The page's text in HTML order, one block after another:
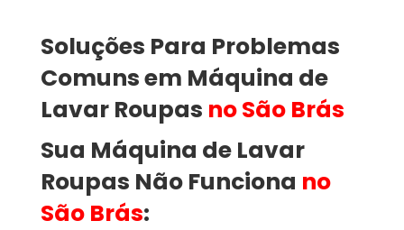
Soluções Para Problemas
Comuns em Máquina de
Lavar Roupas no São Brás
Sua Máquina de Lavar
Roupas Não Funciona no
São Brás: